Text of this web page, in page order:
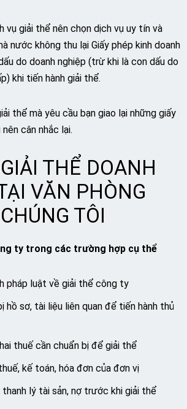
vụ giải thể nên chọn dịch vụ uy tín và
nước không thu lại Giấy phép kinh doanh
do doanh nghiệp (trừ khi là con dấu do
khi tiến hành giải thể.
thể mà yêu cầu bạn giao lại những giấy
cân nhắc lại.
THỂ DOANH
VĂN PHÒNG
TÔI
ty trong các trường hợp cụ thể
pháp luật về giải thể công ty
hồ sơ, tài liệu liên quan để tiến hành thủ
thuế cần chuẩn bị để giải thể
kế toán, hóa đơn của đơn vị
lý tài sản, nợ trước khi giải thể